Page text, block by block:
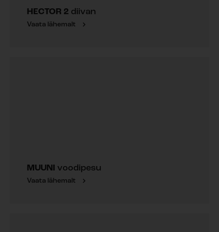
HECTOR 2 diivan
Vaata lähemalt
MUUNI voodipesu
Vaata lähemalt